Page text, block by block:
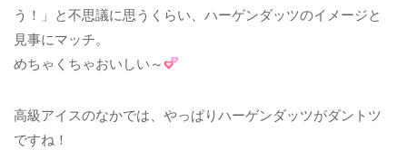
う！」と不思議に思うくらい、ハーゲンダッツのイメージと
見事にマッチ。
めちゃくちゃおいしい～
高級アイスのなかでは、やっぱりハーゲンダッツがダントツ
ですね！